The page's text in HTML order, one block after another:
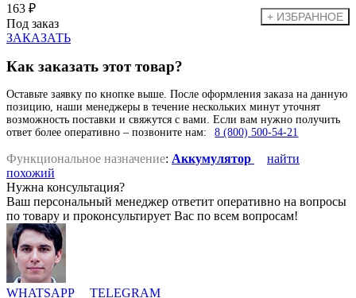
163 ₽
Под заказ
ЗАКАЗАТЬ
Как заказать этот товар?
Оставьте заявку по кнопке выше. После оформления заказа на данную
позицию, наши менеджеры в течение нескольких минут уточнят
возможность поставки и свяжутся с вами. Если вам нужно получить
ответ более оперативно – позвоните нам:
8 (800) 500-54-21
Функциональное назначение: Аккумулятор
найти
похожий
Нужна консультация?
Ваш персональный менеджер ответит оперативно на вопросы
по товару и проконсультирует Вас по всем вопросам!
WHATSAPP TELEGRAM